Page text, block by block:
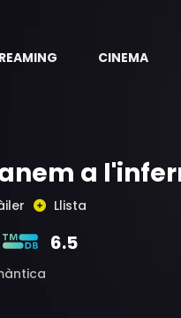
CINEMA
a
Llista
6.5